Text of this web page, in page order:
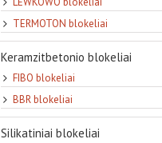
TERMOTON blokeliai
Keramzitbetonio blokeliai
FIBO blokeliai
BBR blokeliai
Silikatiniai blokeliai